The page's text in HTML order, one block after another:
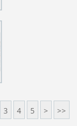
3 4 5 > >>